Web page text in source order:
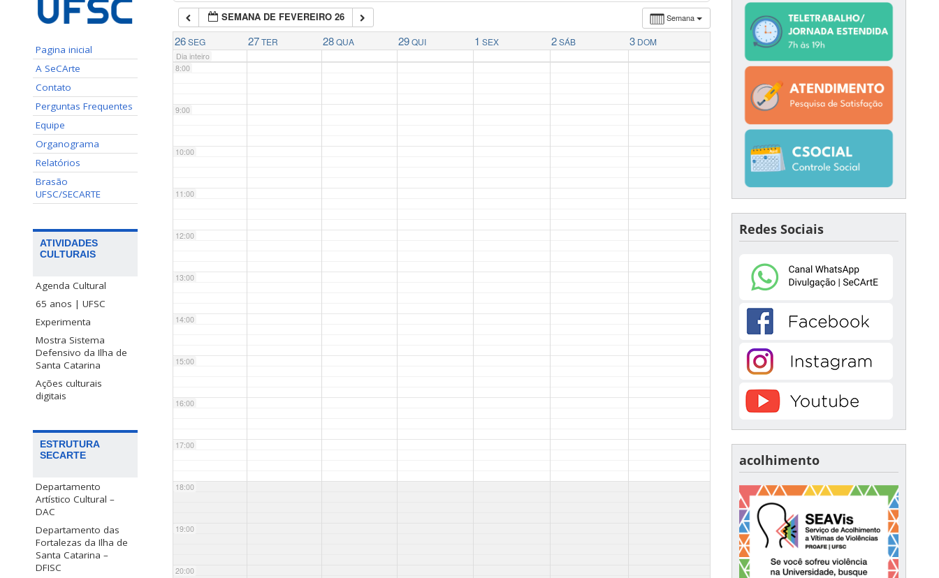
Pagina inicial
A SeCArte
Contato
Perguntas Frequentes
Equipe
Organograma
Relatórios
Brasão
UFSC/SECARTE
ATIVIDADES
CULTURAIS
Agenda Cultural
65 anos | UFSC
Experimenta
Mostra Sistema
Defensivo da Ilha de
Santa Catarina
Ações culturais
digitais
ESTRUTURA
SECARTE
Departamento
Artístico Cultural –
DAC
Departamento das
Fortalezas da Ilha de
Santa Catarina –
DFISC
Semana
SEMANA DE FEVEREIRO 26
26 SEG 27 TER 28 QUA 29 QUI 1 SEX 2 SÁB 3 DOM
Dia inteiro
7:00
8:00
9:00
10:00
11:00
12:00
13:00
14:00
15:00
16:00
17:00
18:00
19:00
20:00
Redes Sociais
acolhimento